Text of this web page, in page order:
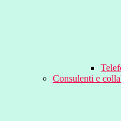
Consulenti e